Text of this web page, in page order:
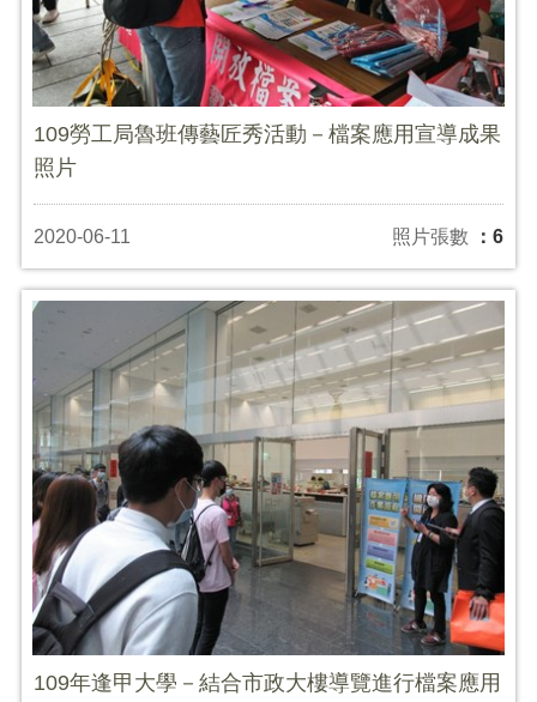
109勞工局魯班傳藝匠秀活動－檔案應用宣導成果
照片
2020-06-11 照片張數 ：6
109年逢甲大學－結合市政大樓導覽進行檔案應用